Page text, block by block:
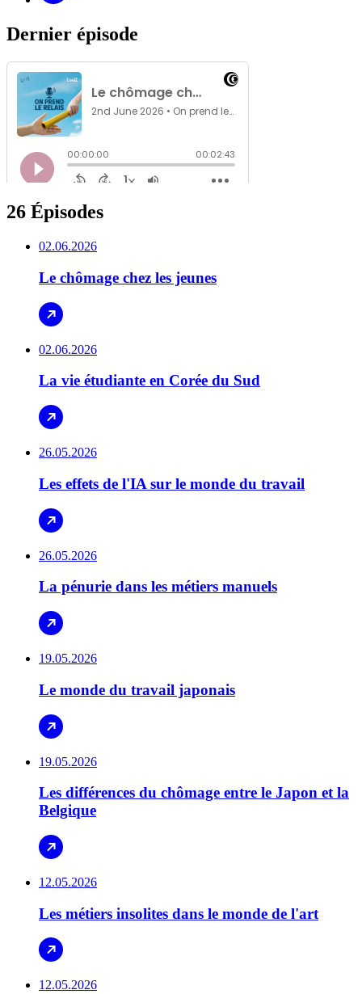
Dernier épisode
26 Épisodes
02.06.2026
Le chômage chez les jeunes
02.06.2026
La vie étudiante en Corée du Sud
26.05.2026
Les effets de l'IA sur le monde du travail
26.05.2026
La pénurie dans les métiers manuels
19.05.2026
Le monde du travail japonais
19.05.2026
Les différences du chômage entre le Japon et la
Belgique
12.05.2026
Les métiers insolites dans le monde de l'art
12.05.2026